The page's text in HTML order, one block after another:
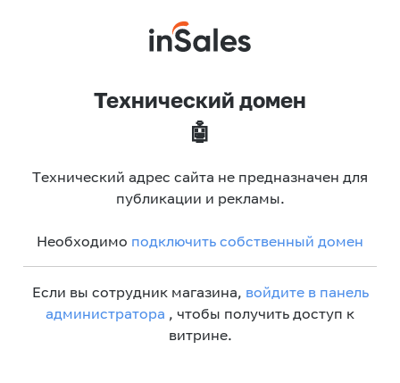
Технический домен
🤖
Технический адрес сайта не предназначен для
публикации и рекламы.
Необходимо подключить собственный домен
Если вы сотрудник магазина, войдите в панель
администратора , чтобы получить доступ к
витрине.